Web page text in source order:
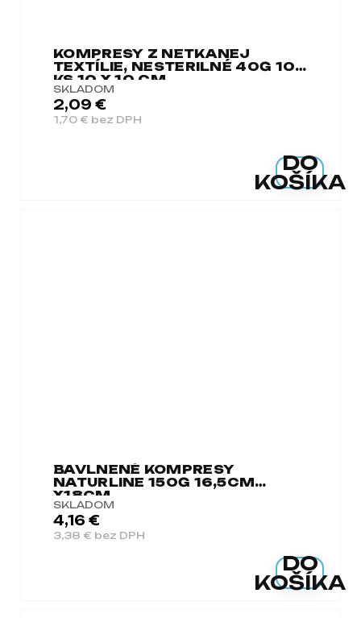
KOMPRESY Z NETKANEJ
TEXTÍLIE, NESTERILNÉ 40G 100
KS 10 X 10 CM
SKLADOM
1,70 € bez DPH
2,09 €
DO
KOŠÍKA
BAVLNENÉ KOMPRESY
NATURLINE 150G 16,5CM
X18CM
SKLADOM
3,38 € bez DPH
4,16 €
DO
KOŠÍKA